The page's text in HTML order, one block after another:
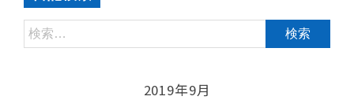
2019年9月